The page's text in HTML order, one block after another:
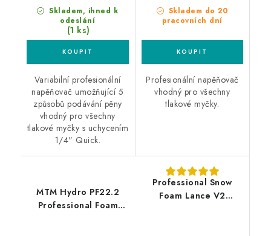
Skladem, ihned k
odeslání
(1 ks)
Variabilní profesionální
napěňovač umožňující 5
způsobů podávání pěny
vhodný pro všechny
tlakové myčky s uchycením
1/4" Quick.
Skladem do 20
pracovních dní
Profesionální napěňovač
vhodný pro všechny
tlakové myčky.
MTM Hydro PF22.2
Professional Foam
Professional Snow
Foam Lance V2